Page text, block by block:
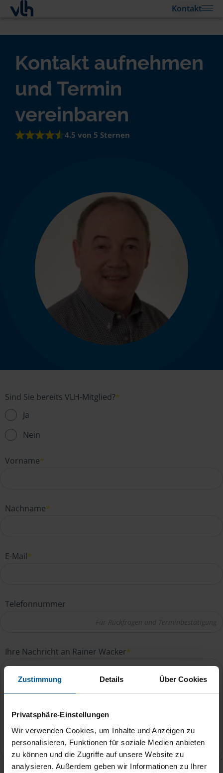
Zustimmung Details Über Cookies
Privatsphäre-Einstellungen
Wir verwenden Cookies, um Inhalte und Anzeigen zu
personalisieren, Funktionen für soziale Medien anbieten
zu können und die Zugriffe auf unsere Website zu
analysieren. Außerdem geben wir Informationen zu Ihrer
Kontakt
Kontakt aufnehmen
und Termin
vereinbaren
4.5 von 5 Sternen
Sind Sie bereits VLH-Mitglied?*
Ja
Nein
Vorname*
Nachname*
E-Mail*
Telefonnummer
Ihre Nachricht an Rainer Wacker*